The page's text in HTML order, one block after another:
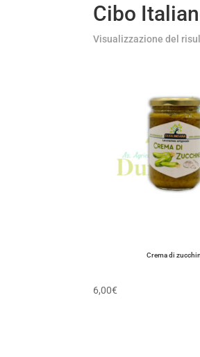
Cibo
Visualizzazione del
Crema di
6,00€